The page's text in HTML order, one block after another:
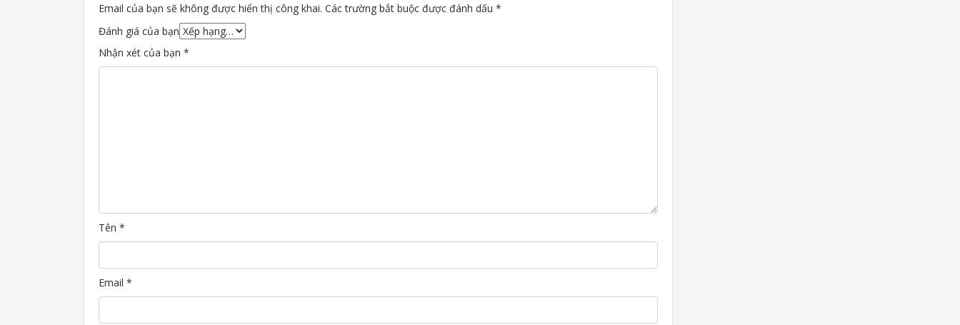
Email của bạn sẽ không được hiển thị công khai. Các trường bắt buộc được đánh dấu *
Đánh giá của bạn
Nhận xét của bạn *
Tên *
Email *